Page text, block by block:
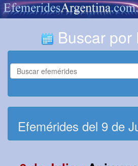
Buscar por
Efemérides del 9 de